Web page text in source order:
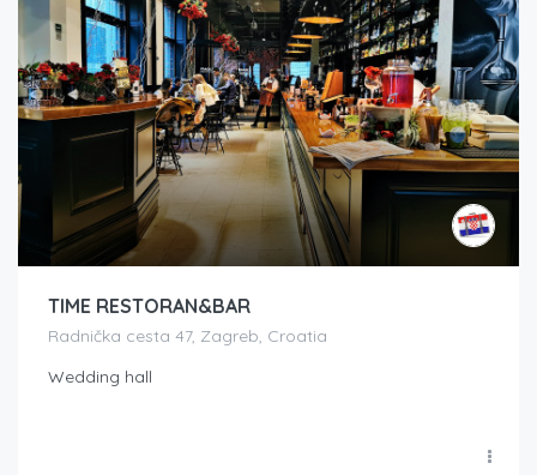
TIME RESTORAN&BAR
Radnička cesta 47, Zagreb, Croatia
Wedding hall